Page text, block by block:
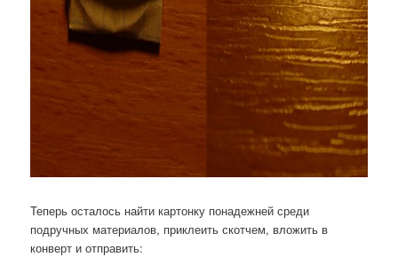
Теперь осталось найти картонку понадежней среди
подручных материалов, приклеить скотчем, вложить в
конверт и отправить: